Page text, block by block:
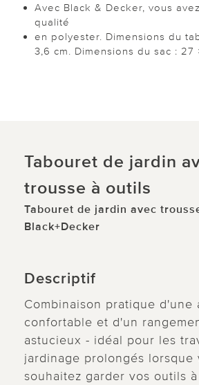
Avec Black & Decker, vous
qualité
en polyester. Dimensions du
3,6 cm. Dimensions du sac : 27
Tabouret de jardin
trousse à outils
Tabouret de jardin avec
Black+Decker
Descriptif
Combinaison pratique d'une
confortable et d'un
astucieux - idéal pour les
jardinage prolongés lorsque
souhaitez garder vos outils